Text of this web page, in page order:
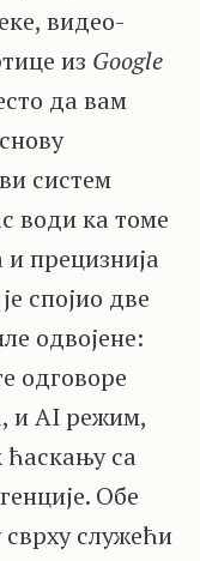
видео-
из Google
да вам
систем
води ка томе
прецизнија
спојио две
одвојене:
одговоре
и AI режим,
ћаскању са
Обе
сврху служећи